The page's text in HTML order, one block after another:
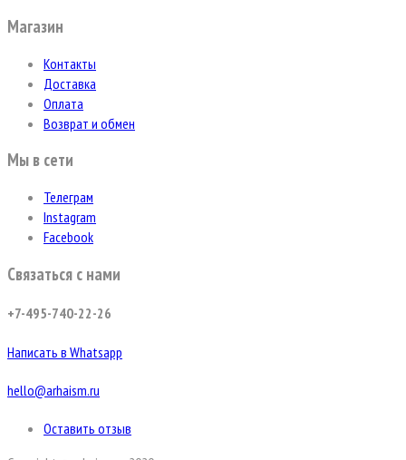
Магазин
Контакты
Доставка
Оплата
Возврат и обмен
Мы в сети
Телеграм
Instagram
Facebook
Связаться с нами
+7-495-740-22-26
Написать в Whatsapp
hello@arhaism.ru
Оставить отзыв